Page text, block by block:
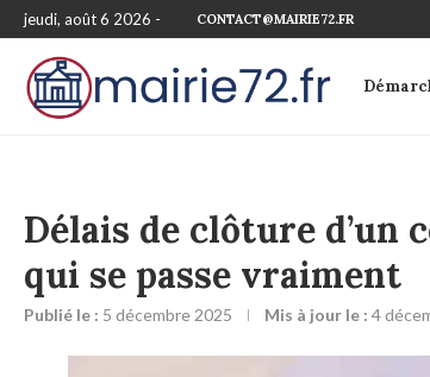
jeudi, août 6 2026 - CONTACT@MAIRIE72.FR
Délais de clôture d’un
qui se passe vraiment
Publié le : 5 décembre 2025 Mis à jour le : 4